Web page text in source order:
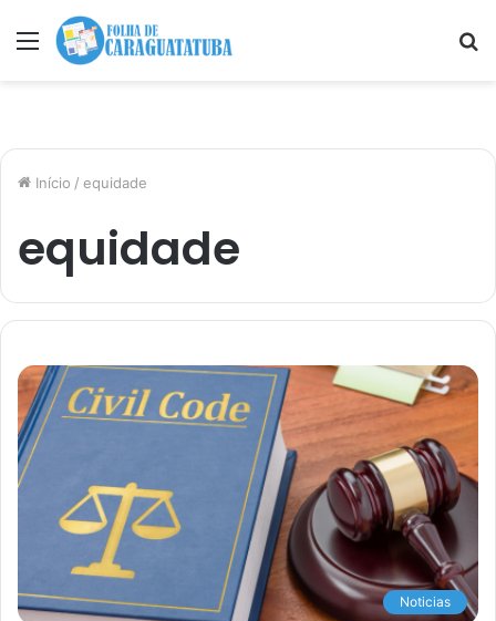
Menu
Início / equidade
equidade
Noticias